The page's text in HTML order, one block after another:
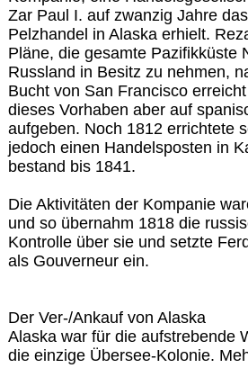
Zar Paul I. auf zwanzig Jahre
Pelzhandel in Alaska erhielt.
Pläne, die gesamte Pazifikküste
Russland in Besitz zu nehmen,
Bucht von San Francisco
dieses Vorhaben aber auf
aufgeben. Noch 1812 errichtete
jedoch einen Handelsposten in
bestand bis 1841.
Die Aktivitäten der Kompanie
und so übernahm 1818 die
Kontrolle über sie und setzte
als Gouverneur ein.
Der Ver-/Ankauf von Alaska
Alaska war für die aufstrebende
die einzige Übersee-Kolonie.